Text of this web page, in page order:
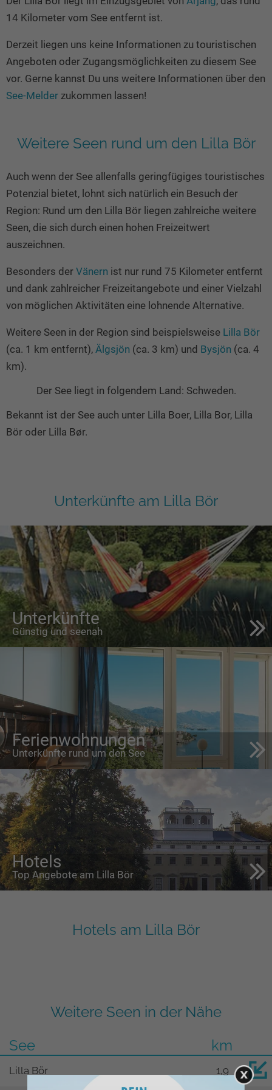
Glamping
Seen in Europa
Österreich
Schweiz
Frankreich
Niederlande
alle Länder…
14 Kilometer vom See entfernt ist.
Derzeit liegen uns keine Informationen zu touristischen
Angeboten oder Zugangsmöglichkeiten zu diesem See
vor. Gerne kannst Du uns weitere Informationen über den
See-Melder zukommen lassen!
Weitere Seen rund um den Lilla Bör
Auch wenn der See allenfalls geringfügiges touristisches
Potenzial bietet, lohnt sich natürlich ein Besuch der
Region: Rund um den Lilla Bör liegen zahlreiche weitere
Seen, die sich durch einen hohen Freizeitwert
auszeichnen.
Besonders der Vänern ist nur rund 75 Kilometer entfernt
und dank zahlreicher Freizeitangebote und einer Vielzahl
von möglichen Aktivitäten eine lohnende Alternative.
Weitere Seen in der Region sind beispielsweise Lilla Bör
(ca. 1 km entfernt), Älgsjön (ca. 3 km) und Bysjön (ca. 4
km).
Der See liegt in folgendem Land: Schweden.
Bekannt ist der See auch unter Lilla Boer, Lilla Bor, Lilla
Bör oder Lilla Bør.
Unterkünfte am Lilla Bör
Unterkünfte
Günstig und seenah
Ferienwohnungen
Unterkünfte rund um den See
Hotels
Top Angebote am Lilla Bör
Hotels am Lilla Bör
Weitere Seen in der Nähe
See
km
Lilla Bör 1,9